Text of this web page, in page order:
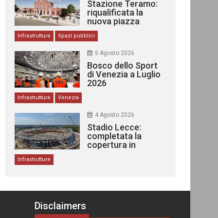
Stazione Teramo:
riqualificata la
nuova piazza
urbana
Infrastrutture Spazi pubblici
5 Agosto 2026
Bosco dello Sport
di Venezia a Luglio
2026
Infrastrutture Venezia
4 Agosto 2026
Stadio Lecce:
completata la
copertura in
Infrastrutture
Disclaimers